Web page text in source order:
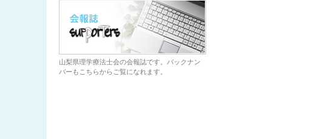
山梨県理学療法士会の会報誌です。バックナン
バーもこちらからご覧になれます。